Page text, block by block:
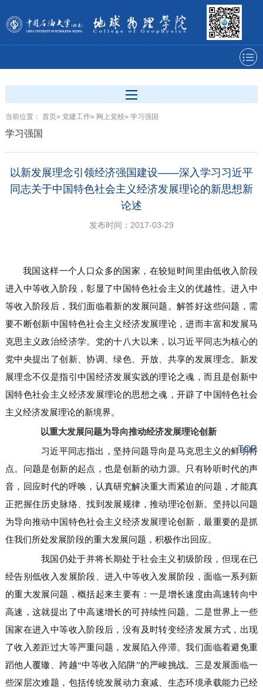
当前位置： 首页» 党建工作» 网上党校» 学习强国
学习强国
以新发展理念引领经济强国建设——深入学习习近平
同志关于中国特色社会主义经济发展理论的新思想新
论述
发布时间：2017-03-29
我国这样一个人口众多的国家，在较短时间里由低收入阶段
进入中等收入阶段，彰显了中国特色社会主义的优越性。进入中
等收入阶段后，我们面临着新的发展问题。解答好这些问题，需
要不断创新中国特色社会主义经济发展理论，进而丰富和发展马
克思主义政治经济学。党的十八大以来，以习近平同志为核心的
党中央提出了创新、协调、绿色、开放、共享的发展理念。新发
展理念不仅是指引中国经济发展实践的理论之魂，而且是创新中
国特色社会主义经济发展理论的思想之魂，开辟了中国特色社会
主义经济发展理论的新境界。
以重大发展问题为导向推动经济发展理论创新
习近平同志指出，坚持问题导向是马克思主义的鲜明特
点。问题是创新的起点，也是创新的动力源。只有聆听时代的声
音，回应时代的呼唤，认真研究解决重大而紧迫的问题，才能真
正把握住历史脉络、找到发展规律，推动理论创新。坚持以问题
为导向推动中国特色社会主义经济发展理论创新，最重要的是抓
住我们所处发展阶段的重大发展问题，积极作出回应。
我国仍处于并将长期处于社会主义初级阶段，但现在已
经告别低收入发展阶段、进入中等收入发展阶段，面临一系列新
的重大发展问题，概括起来主要有：一是增长速度由高速转向中
高速，这就提出了中高速增长的可持续性问题。二是世界上一些
国家在进入中等收入阶段后，没有及时转变经济发展方式，出现
了收入差距过大等严重问题，发展陷入停滞。我们面临着避免重
蹈他人覆辙、跨越“中等收入陷阱”的严峻挑战。三是发展面临一
些深层次难题，包括传统发展动力衰减、生态环境承载能力已经
TOP